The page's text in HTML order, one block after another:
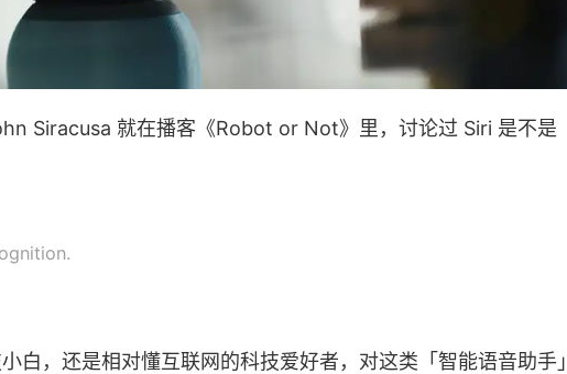
Siracusa 就在播客《Robot or Not》里，讨论过 Siri 是不是
白，还是相对懂互联网的科技爱好者，对这类「智能语音助手」